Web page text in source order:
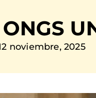
noviembre, 2025